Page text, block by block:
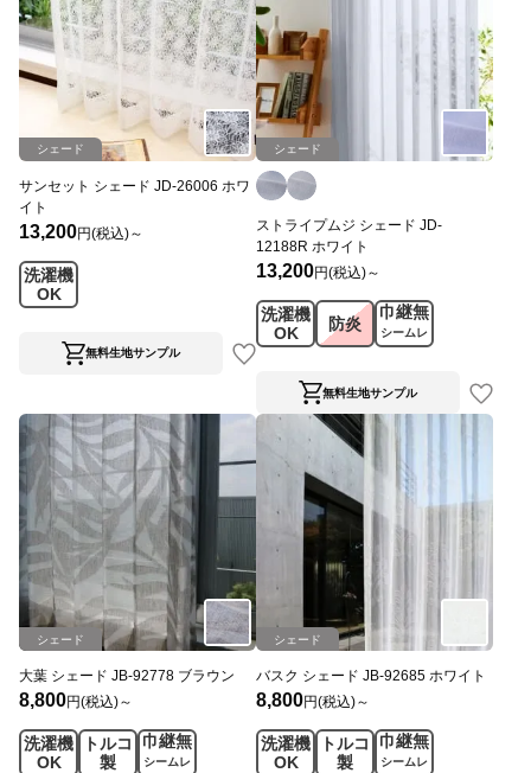
シェード
サンセット シェード JD-26006 ホワ
イト
13,200円(税込)～
洗濯機
OK
無料生地サンプル
シェード
ストライプムジ シェード JD-
12188R ホワイト
13,200円(税込)～
洗濯機
OK
防炎
巾継無
シームレ
ス
無料生地サンプル
シェード
大葉 シェード JB-92778 ブラウン
8,800円(税込)～
洗濯機
OK
トルコ
製
巾継無
シームレ
シェード
バスク シェード JB-92685 ホワイト
8,800円(税込)～
洗濯機
OK
トルコ
製
巾継無
シームレ